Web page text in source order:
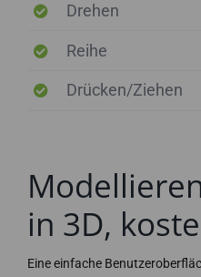
Drehen
Reihe
Drücken/Ziehen
in 3D,
Eine einfache